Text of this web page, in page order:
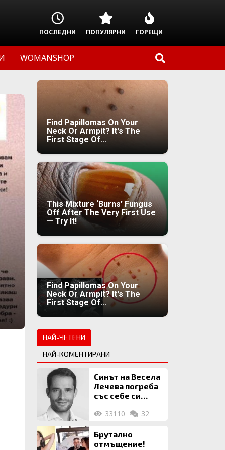
ПОСЛЕДНИ ПОПУЛЯРНИ ГОРЕЩИ
WOMANSHOP
Find Papillomas On Your
Neck Or Armpit? It's The
First Stage Of...
This Mixture ‘Burns’ Fungus
Off After The Very First Use
— Try It!
Find Papillomas On Your
Neck Or Armpit? It's The
First Stage Of...
НАЙ-ЧЕТЕНИ
НАЙ-КОМЕНТИРАНИ
Синът на Весела
Лечева погреба
със себе си
млн. евро
33110 32
Брутално
отмъщение!